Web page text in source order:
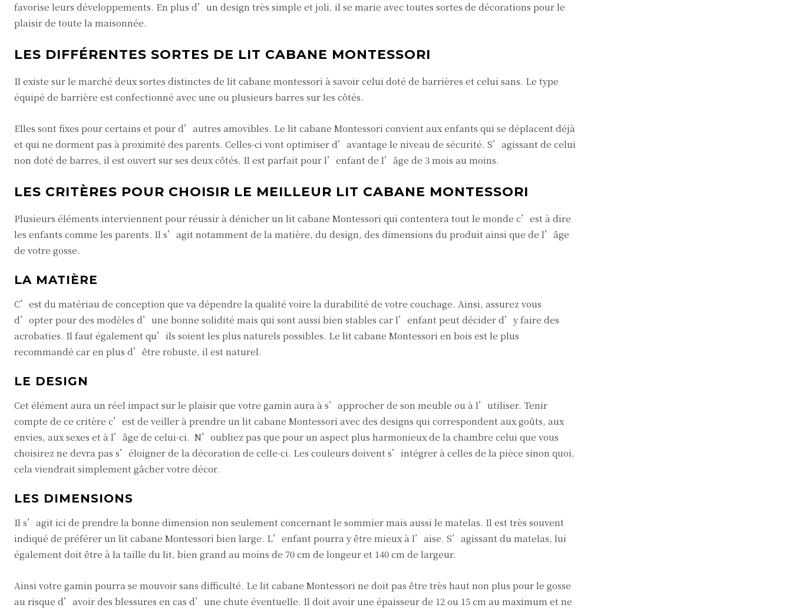
favorise leurs développements. En plus d’un design très simple et joli, il se marie avec toutes sortes de décorations pour le
plaisir de toute la maisonnée.
LES DIFFÉRENTES SORTES DE LIT CABANE MONTESSORI
Il existe sur le marché deux sortes distinctes de lit cabane montessori à savoir celui doté de barrières et celui sans. Le type
équipé de barrière est confectionné avec une ou plusieurs barres sur les côtés.
Elles sont fixes pour certains et pour d’autres amovibles. Le lit cabane Montessori convient aux enfants qui se déplacent déjà
et qui ne dorment pas à proximité des parents. Celles-ci vont optimiser d’avantage le niveau de sécurité. S’agissant de celui
non doté de barres, il est ouvert sur ses deux côtés. Il est parfait pour l’enfant de l’âge de 3 mois au moins.
LES CRITÈRES POUR CHOISIR LE MEILLEUR LIT CABANE MONTESSORI
Plusieurs éléments interviennent pour réussir à dénicher un lit cabane Montessori qui contentera tout le monde c’est à dire
les enfants comme les parents. Il s’agit notamment de la matière, du design, des dimensions du produit ainsi que de l’âge
de votre gosse.
LA MATIÈRE
C’est du matériau de conception que va dépendre la qualité voire la durabilité de votre couchage. Ainsi, assurez vous
d’opter pour des modèles d’une bonne solidité mais qui sont aussi bien stables car l’enfant peut décider d’y faire des
acrobaties. Il faut également qu’ils soient les plus naturels possibles. Le lit cabane Montessori en bois est le plus
recommandé car en plus d’être robuste, il est naturel.
LE DESIGN
Cet élément aura un réel impact sur le plaisir que votre gamin aura à s’approcher de son meuble ou à l’utiliser. Tenir
compte de ce critère c’est de veiller à prendre un lit cabane Montessori avec des designs qui correspondent aux goûts, aux
envies, aux sexes et à l’âge de celui-ci. N’oubliez pas que pour un aspect plus harmonieux de la chambre celui que vous
choisirez ne devra pas s’éloigner de la décoration de celle-ci. Les couleurs doivent s’intégrer à celles de la pièce sinon quoi,
cela viendrait simplement gâcher votre décor.
LES DIMENSIONS
Il s’agit ici de prendre la bonne dimension non seulement concernant le sommier mais aussi le matelas. Il est très souvent
indiqué de préférer un lit cabane Montessori bien large. L’enfant pourra y être mieux à l’aise. S’agissant du matelas, lui
également doit être à la taille du lit, bien grand au moins de 70 cm de longeur et 140 cm de largeur.
Ainsi votre gamin pourra se mouvoir sans difficulté. Le lit cabane Montessori ne doit pas être très haut non plus pour le gosse
au risque d’avoir des blessures en cas d’une chute éventuelle. Il doit avoir une épaisseur de 12 ou 15 cm au maximum et ne